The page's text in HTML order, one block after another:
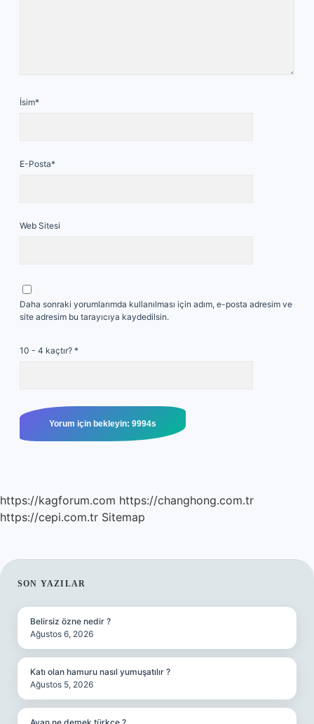
İsim*
E-Posta*
Web Sitesi
Daha sonraki yorumlarımda kullanılması için adım, e-posta adresim ve
site adresim bu tarayıcıya kaydedilsin.
10 - 4 kaçtır? *
https://kagforum.com https://changhong.com.tr
https://cepi.com.tr Sitemap
SIDEBAR
SON YAZILAR
Belirsiz özne nedir ?
Ağustos 6, 2026
Katı olan hamuru nasıl yumuşatılır ?
Ağustos 5, 2026